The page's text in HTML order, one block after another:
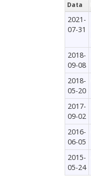
Data
2021-
07-31
2018-
09-08
2018-
05-20
2017-
09-02
2016-
06-05
2015-
05-24